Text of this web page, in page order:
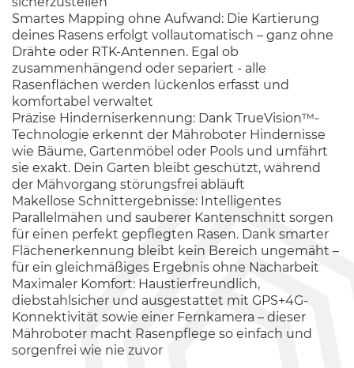
Smartes Mapping ohne Aufwand: Die Kartierung
deines Rasens erfolgt vollautomatisch – ganz ohne
Drähte oder RTK-Antennen. Egal ob
zusammenhängend oder separiert - alle
Rasenflächen werden lückenlos erfasst und
komfortabel verwaltet
Präzise Hinderniserkennung: Dank TrueVision™-
Technologie erkennt der Mähroboter Hindernisse
wie Bäume, Gartenmöbel oder Pools und umfährt
sie exakt. Dein Garten bleibt geschützt, während
der Mähvorgang störungsfrei abläuft
Makellose Schnittergebnisse: Intelligentes
Parallelmähen und sauberer Kantenschnitt sorgen
für einen perfekt gepflegten Rasen. Dank smarter
Flächenerkennung bleibt kein Bereich ungemäht –
für ein gleichmäßiges Ergebnis ohne Nacharbeit
Maximaler Komfort: Haustierfreundlich,
diebstahlsicher und ausgestattet mit GPS+4G-
Konnektivität sowie einer Fernkamera – dieser
Mähroboter macht Rasenpflege so einfach und
sorgenfrei wie nie zuvor